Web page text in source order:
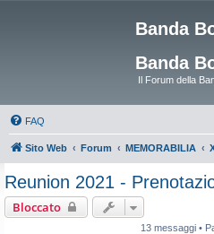
Banda
Banda
Il Forum della
FAQ
Sito Web Forum MEMORABILIA
Reunion 2021 -
Bloccato
13 messaggi •